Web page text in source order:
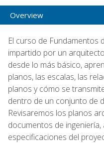
Overview
El curso de Fundamentos
impartido por un
desde lo más básico,
planos, las escalas, las
planos y cómo se
dentro de un conjunto de
Revisaremos los planos
documentos de
especificaciones del